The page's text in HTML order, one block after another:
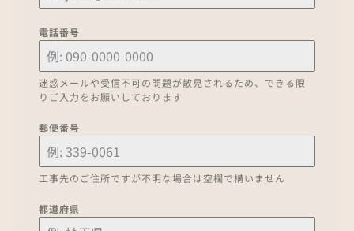
電話番号
迷惑メールや受信不可の問題が散見されるため、できる限
りご入力をお願いしております
郵便番号
工事先のご住所ですが不明な場合は空欄で構いません
都道府県